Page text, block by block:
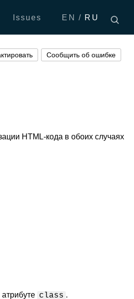
EN RU
Issues
HTML-кода в обоих случаях
class .
Сообщить об ошибке